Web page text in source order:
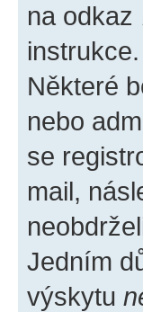
na odkaz
Některé
nebo
se
mail,
Jedním
výskytu